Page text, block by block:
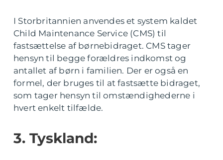
I Storbritannien anvendes et system kaldet
Child Maintenance Service (CMS) til
fastsættelse af børnebidraget. CMS tager
hensyn til begge forældres indkomst og
antallet af børn i familien. Der er også en
formel, der bruges til at fastsætte bidraget,
som tager hensyn til omstændighederne i
hvert enkelt tilfælde.
3. Tyskland: